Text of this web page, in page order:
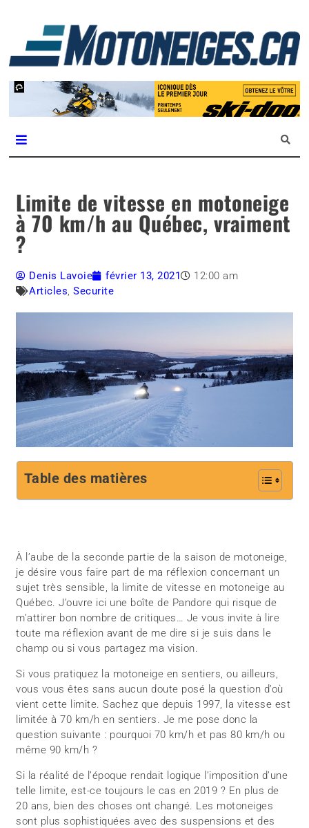
Magazine Motoneiges.ca
Limite de vitesse en motoneige
à 70 km/h au Québec, vraiment
?
Denis Lavoie février 13, 2021
12:00 am
Articles,Securite
Table des matières
À l’aube de la seconde partie de la saison de motoneige,
je désire vous faire part de ma réflexion concernant un
sujet très sensible, la limite de vitesse en motoneige au
Québec. J’ouvre ici une boîte de Pandore qui risque de
m’attirer bon nombre de critiques… Je vous invite à lire
toute ma réflexion avant de me dire si je suis dans le
champ ou si vous partagez ma vision.
Si vous pratiquez la motoneige en sentiers, ou ailleurs,
vous vous êtes sans aucun doute posé la question d’où
vient cette limite. Sachez que depuis 1997, la vitesse est
limitée à 70 km/h en sentiers. Je me pose donc la
question suivante : pourquoi 70 km/h et pas 80 km/h ou
même 90 km/h ?
Si la réalité de l’époque rendait logique l’imposition d’une
telle limite, est-ce toujours le cas en 2019 ? En plus de
20 ans, bien des choses ont changé. Les motoneiges
sont plus sophistiquées avec des suspensions et des